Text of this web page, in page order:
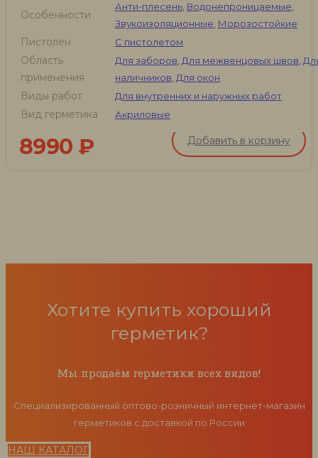
Особенности
Анти-плесень, Водонепроницаемые,
Звукоизоляционные, Морозостойкие
Пистолен С пистолетом
Область
применения
Для заборов,Для межвенцовых швов,
наличников,Для окон
Виды работ Для внутренних и наружных работ
Вид герметика Акриловые
8990 ₽ Добавить в корзину
Хотите купить хороший
герметик?
Мы продаём герметики всех видов!
Специализированный оптово-розничный интернет-магазин
герметиков с доставкой по России
НАШ КАТАЛОГ